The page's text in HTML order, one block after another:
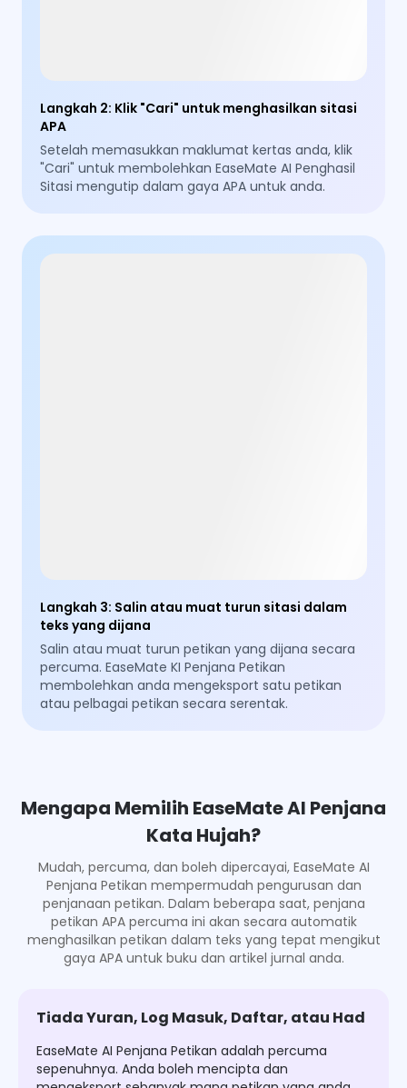
Langkah 2: Klik "Cari" untuk menghasilkan sitasi
APA
Setelah memasukkan maklumat kertas anda, klik
"Cari" untuk membolehkan EaseMate AI Penghasil
Sitasi mengutip dalam gaya APA untuk anda.
Langkah 3: Salin atau muat turun sitasi dalam
teks yang dijana
Salin atau muat turun petikan yang dijana secara
percuma. EaseMate KI Penjana Petikan
membolehkan anda mengeksport satu petikan
atau pelbagai petikan secara serentak.
Mengapa Memilih EaseMate AI Penjana
Kata Hujah?
Mudah, percuma, dan boleh dipercayai, EaseMate AI
Penjana Petikan mempermudah pengurusan dan
penjanaan petikan. Dalam beberapa saat, penjana
petikan APA percuma ini akan secara automatik
menghasilkan petikan dalam teks yang tepat mengikut
gaya APA untuk buku dan artikel jurnal anda.
Tiada Yuran, Log Masuk, Daftar, atau Had
EaseMate AI Penjana Petikan adalah percuma
sepenuhnya. Anda boleh mencipta dan